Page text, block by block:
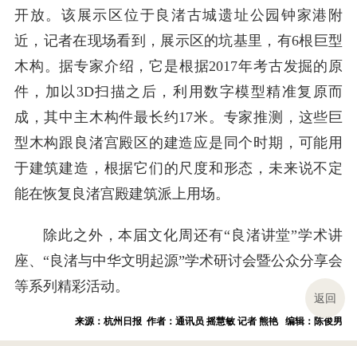
开放。该展示区位于良渚古城遗址公园钟家港附
近，记者在现场看到，展示区的坑基里，有6根巨型
木构。据专家介绍，它是根据2017年考古发掘的原
件，加以3D扫描之后，利用数字模型精准复原而
成，其中主木构件最长约17米。专家推测，这些巨
型木构跟良渚宫殿区的建造应是同个时期，可能用
于建筑建造，根据它们的尺度和形态，未来说不定
能在恢复良渚宫殿建筑派上用场。
除此之外，本届文化周还有“良渚讲堂”学术讲
座、“良渚与中华文明起源”学术研讨会暨公众分享会
等系列精彩活动。
来源：杭州日报 作者：通讯员 摇慧敏 记者 熊艳 编辑：陈俊男
返回